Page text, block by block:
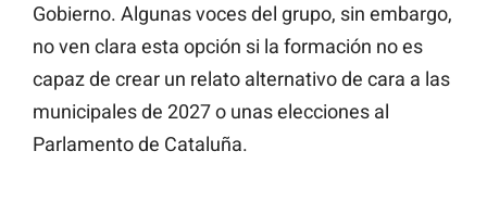
Gobierno. Algunas voces del grupo, sin embargo,
no ven clara esta opción si la formación no es
capaz de crear un relato alternativo de cara a las
municipales de 2027 o unas elecciones al
Parlamento de Cataluña.